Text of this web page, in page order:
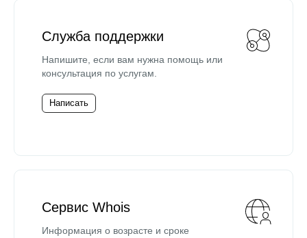
Служба поддержки
Напишите, если вам нужна помощь или
консультация по услугам.
Написать
Сервис Whois
Информация о возрасте и сроке